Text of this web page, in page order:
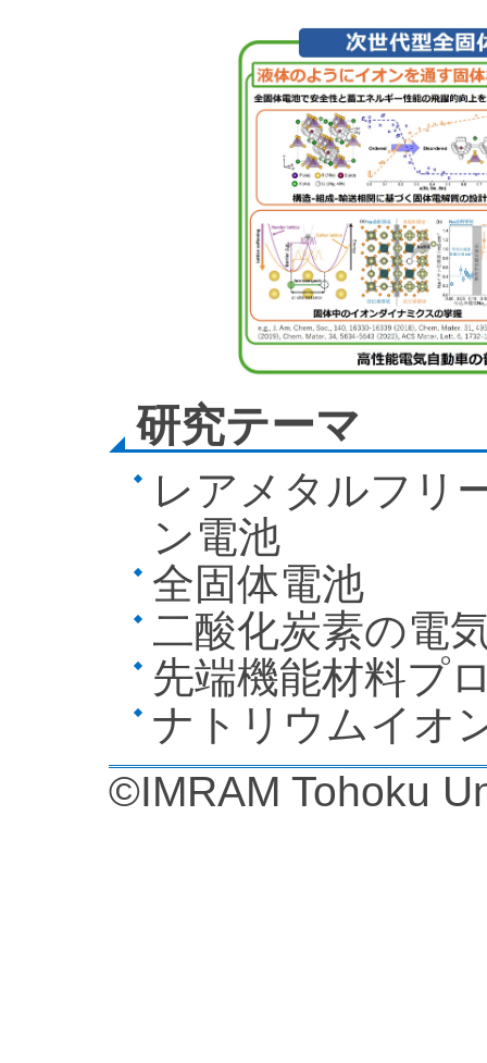
研究テーマ
レアメタルフリ
ン電池
全固体電池
二酸化炭素の電
先端機能材料プ
ナトリウムイオ
©IMRAM Tohoku